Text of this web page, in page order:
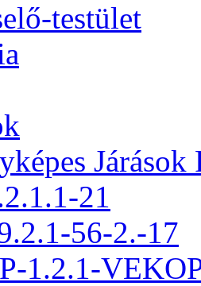
testület
Járások
21
56-2.-17
1.2.1-